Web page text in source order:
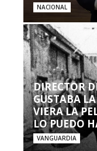
NACIONAL
DIRECTOR
GUSTABA
VIERA LA
LO PUEDO
VANGUARDIA